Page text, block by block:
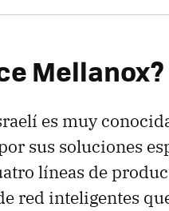
Mellanox?
es muy
sus soluciones
líneas de
red inteligentes